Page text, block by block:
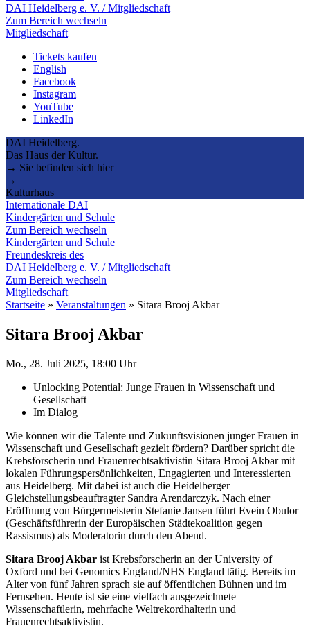
DAI Heidelberg e. V. / Mitgliedschaft
Zum Bereich wechseln
Mitgliedschaft
Tickets kaufen
English
Facebook
Instagram
YouTube
LinkedIn
DAI Heidelberg.
Das Haus der Kultur.
→ Sie befinden sich hier
→
Kulturhaus
Internationale DAI
Kindergärten und Schule
Zum Bereich wechseln
Kindergärten und Schule
Freundeskreis des
DAI Heidelberg e. V. / Mitgliedschaft
Zum Bereich wechseln
Mitgliedschaft
Startseite » Veranstaltungen » Sitara Brooj Akbar
Sitara Brooj Akbar
Mo., 28. Juli 2025, 18:00 Uhr
Unlocking Potential: Junge Frauen in Wissenschaft und
Gesellschaft
Im Dialog
Wie können wir die Talente und Zukunftsvisionen junger Frauen in
Wissenschaft und Gesellschaft gezielt fördern? Darüber spricht die
Krebsforscherin und Frauenrechtsaktivistin Sitara Brooj Akbar mit
lokalen Führungspersönlichkeiten, Engagierten und Interessierten
aus Heidelberg. Mit dabei ist auch die Heidelberger
Gleichstellungsbeauftragter Sandra Arendarczyk. Nach einer
Eröffnung von Bürgermeisterin Stefanie Jansen führt Evein Obulor
(Geschäftsführerin der Europäischen Städtekoalition gegen
Rassismus) als Moderatorin durch den Abend.
Sitara Brooj Akbar ist Krebsforscherin an der University of
Oxford und bei Genomics England/NHS England tätig. Bereits im
Alter von fünf Jahren sprach sie auf öffentlichen Bühnen und im
Fernsehen. Heute ist sie eine vielfach ausgezeichnete
Wissenschaftlerin, mehrfache Weltrekordhalterin und
Frauenrechtsaktivistin.